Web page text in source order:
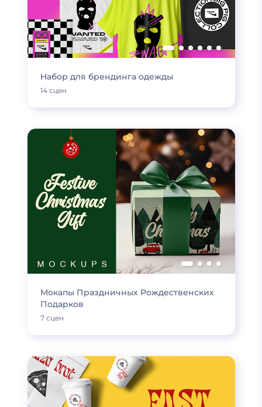
Набор для брендинга одежды
14 сцен
Мокапы Праздничных Рождественских
Подарков
7 сцен